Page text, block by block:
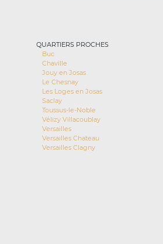
QUARTIERS PROCHES
Buc
Chaville
Jouy en Josas
Le Chesnay
Les Loges en Josas
Saclay
Toussus-le-Noble
Vélizy Villacoublay
Versailles
Versailles Chateau
Versailles Clagny